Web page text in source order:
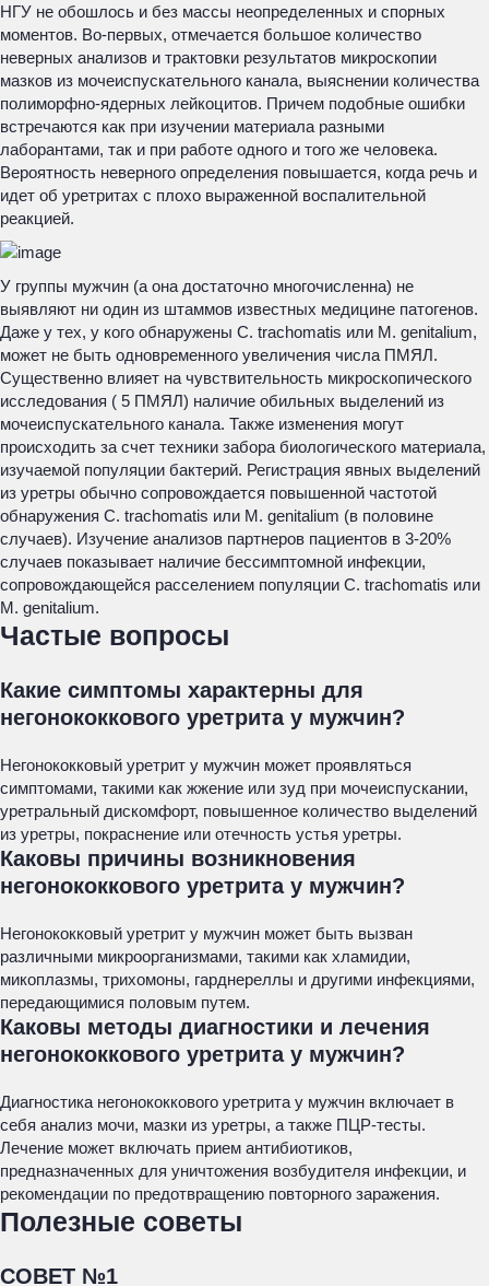
НГУ не обошлось и без массы неопределенных и спорных
моментов. Во-первых, отмечается большое количество
неверных анализов и трактовки результатов микроскопии
мазков из мочеиспускательного канала, выяснении количества
полиморфно-ядерных лейкоцитов. Причем подобные ошибки
встречаются как при изучении материала разными
лаборантами, так и при работе одного и того же человека.
Вероятность неверного определения повышается, когда речь и
идет об уретритах с плохо выраженной воспалительной
реакцией.
У группы мужчин (а она достаточно многочисленна) не
выявляют ни один из штаммов известных медицине патогенов.
Даже у тех, у кого обнаружены C. trachomatis или M. genitalium,
может не быть одновременного увеличения числа ПМЯЛ.
Существенно влияет на чувствительность микроскопического
исследования ( 5 ПМЯЛ) наличие обильных выделений из
мочеиспускательного канала. Также изменения могут
происходить за счет техники забора биологического материала,
изучаемой популяции бактерий. Регистрация явных выделений
из уретры обычно сопровождается повышенной частотой
обнаружения C. trachomatis или M. genitalium (в половине
случаев). Изучение анализов партнеров пациентов в 3-20%
случаев показывает наличие бессимптомной инфекции,
сопровождающейся расселением популяции C. trachomatis или
M. genitalium.
Частые вопросы
Какие симптомы характерны для
негонококкового уретрита у мужчин?
Негонококковый уретрит у мужчин может проявляться
симптомами, такими как жжение или зуд при мочеиспускании,
уретральный дискомфорт, повышенное количество выделений
из уретры, покраснение или отечность устья уретры.
Каковы причины возникновения
негонококкового уретрита у мужчин?
Негонококковый уретрит у мужчин может быть вызван
различными микроорганизмами, такими как хламидии,
микоплазмы, трихомоны, гарднереллы и другими инфекциями,
передающимися половым путем.
Каковы методы диагностики и лечения
негонококкового уретрита у мужчин?
Диагностика негонококкового уретрита у мужчин включает в
себя анализ мочи, мазки из уретры, а также ПЦР-тесты.
Лечение может включать прием антибиотиков,
предназначенных для уничтожения возбудителя инфекции, и
рекомендации по предотвращению повторного заражения.
Полезные советы
СОВЕТ №1